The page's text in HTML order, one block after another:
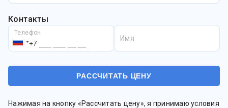
Контакты
Телефон
Имя
Нажимая на кнопку «Рассчитать цену», я принимаю условия